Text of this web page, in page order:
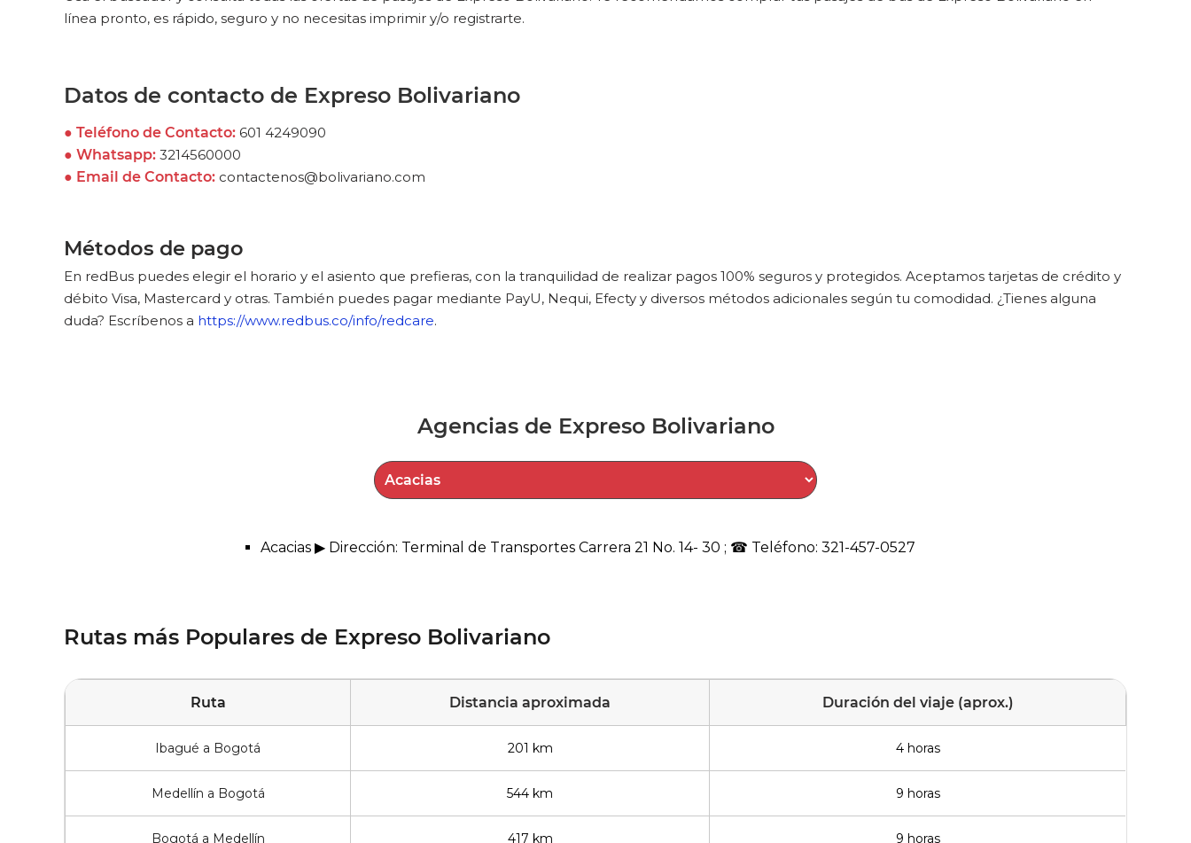
línea pronto, es rápido, seguro y no necesitas imprimir y/o registrarte.
Datos de contacto de Expreso Bolivariano
● Teléfono de Contacto: 601 4249090
● Whatsapp: 3214560000
● Email de Contacto: contactenos@bolivariano.com
Métodos de pago
En redBus puedes elegir el horario y el asiento que prefieras, con la tranquilidad de realizar pagos 100% seguros y protegidos. Aceptamos tarjetas de crédito y
débito Visa, Mastercard y otras. También puedes pagar mediante PayU, Nequi, Efecty y diversos métodos adicionales según tu comodidad. ¿Tienes alguna
duda? Escríbenos a https://www.redbus.co/info/redcare.
Agencias de Expreso Bolivariano
Acacias ▶ Dirección: Terminal de Transportes Carrera 21 No. 14- 30 ; ☎ Teléfono: 321-457-0527
Rutas más Populares de Expreso Bolivariano
Ruta Distancia aproximada Duración del viaje (aprox.)
Ibagué a Bogotá 201 km 4 horas
Medellín a Bogotá 544 km 9 horas
Bogotá a Medellín 417 km 9 horas